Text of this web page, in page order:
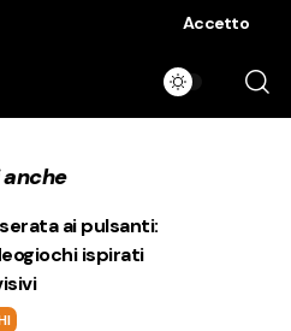
Accetto
ai pulsanti:
ispirati